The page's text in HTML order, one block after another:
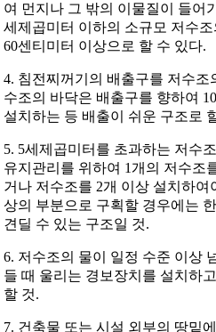
여 먼지나 그 밖의 이물질이 들어
세제곱미터 이하의 소규모 저수
60센티미터 이상으로 할 수 있다.
4. 침전찌꺼기의 배출구를 저수조
수조의 바닥은 배출구를 향하여
설치하는 등 배출이 쉬운 구조로
5. 5세제곱미터를 초과하는 저수
유지관리를 위하여 1개의 저수조
거나 저수조를 2개 이상 설치하여
상의 부분으로 구획할 경우에는
견딜 수 있는 구조일 것.
6. 저수조의 물이 일정 수준 이상
들 때 울리는 경보장치를 설치하
할 것.
7. 건축물 또는 시설 외부의 땅밑